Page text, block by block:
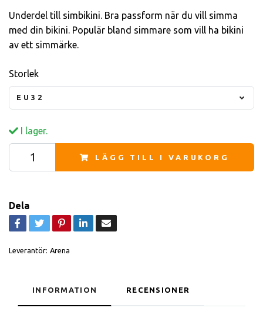
Underdel till simbikini. Bra passform när du vill simma
med din bikini. Populär bland simmare som vill ha bikini
av ett simmärke.
Storlek
EU32
I lager.
LÄGG TILL I VARUKORG
Dela
Leverantör: Arena
INFORMATION RECENSIONER